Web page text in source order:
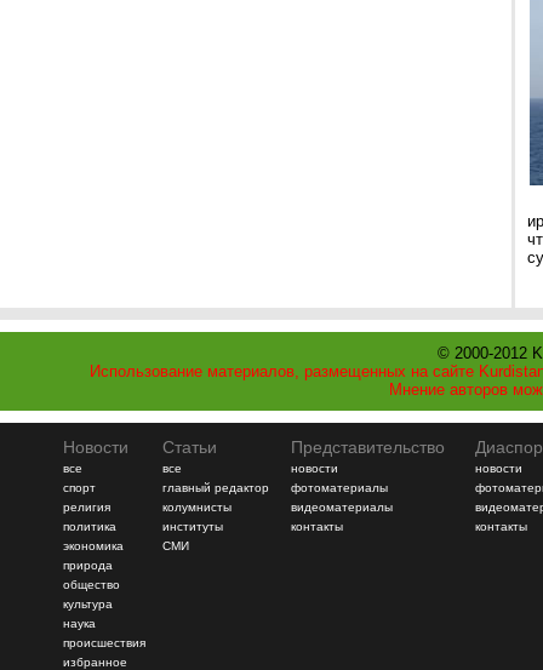
© 2000-2012
Использование материалов, размещенных на сайте
Мнение авторов
Новости
все
спорт
религия
политика
экономика
природа
общество
культура
наука
происшествия
избранное
Статьи
все
главный редактор
колумнисты
институты
СМИ
Представительство
новости
фотоматериалы
видеоматериалы
контакты
новости
контакты